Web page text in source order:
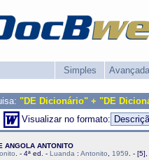
Simples Avançada
"DE Dicionário" + "DE
Visualizar no formato:
ANGOLA ANTONITO
. - 4ª ed. - Luanda : Antonito 1959 . -